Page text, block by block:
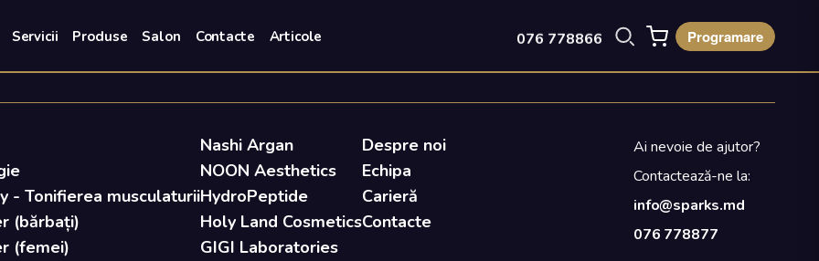
Servicii Produse Salon Contacte Articole 076 778866 Programare
- Tonifierea musculaturii
(bărbați)
(femei)
Nashi Argan
NOON Aesthetics
HydroPeptide
Holy Land Cosmetics
GIGI Laboratories
Despre noi
Echipa
Carieră
Contacte
Ai nevoie de ajutor?
Contactează-ne la:
info@sparks.md
076 778877